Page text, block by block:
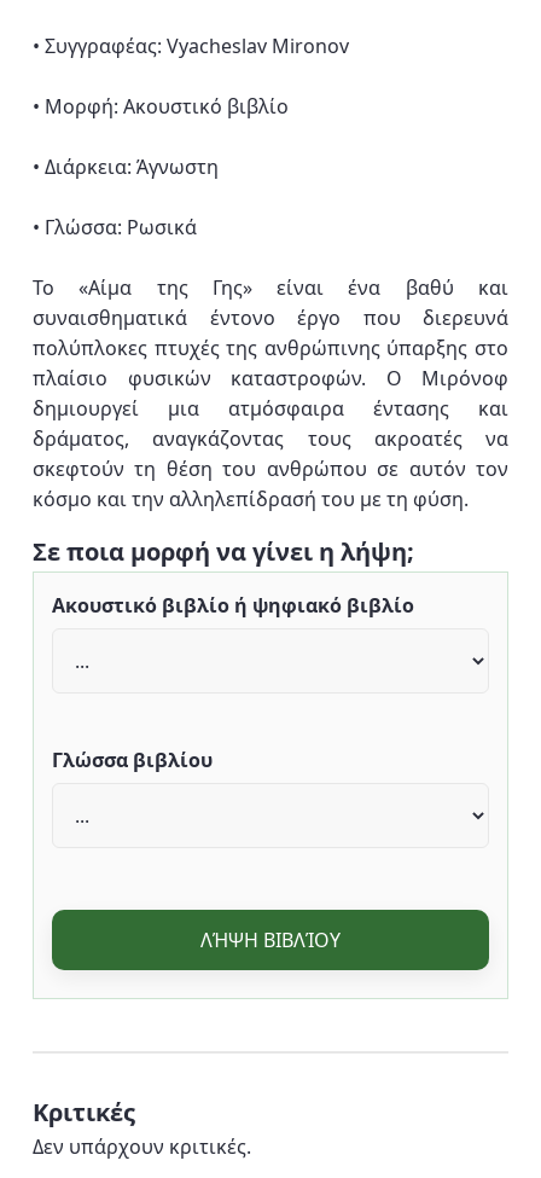
• Συγγραφέας: Vyacheslav Mironov
• Μορφή: Ακουστικό βιβλίο
• Διάρκεια: Άγνωστη
• Γλώσσα: Ρωσικά
Το «Αίμα της Γης» είναι ένα βαθύ και
συναισθηματικά έντονο έργο που διερευνά
πολύπλοκες πτυχές της ανθρώπινης ύπαρξης στο
πλαίσιο φυσικών καταστροφών. Ο Μιρόνοφ
δημιουργεί μια ατμόσφαιρα έντασης και
δράματος, αναγκάζοντας τους ακροατές να
σκεφτούν τη θέση του ανθρώπου σε αυτόν τον
κόσμο και την αλληλεπίδρασή του με τη φύση.
Σε ποια μορφή να γίνει η λήψη;
Ακουστικό βιβλίο ή ψηφιακό βιβλίο
Γλώσσα βιβλίου
ΛΉΨΗ ΒΙΒΛΊΟΥ
Κριτικές
Δεν υπάρχουν κριτικές.